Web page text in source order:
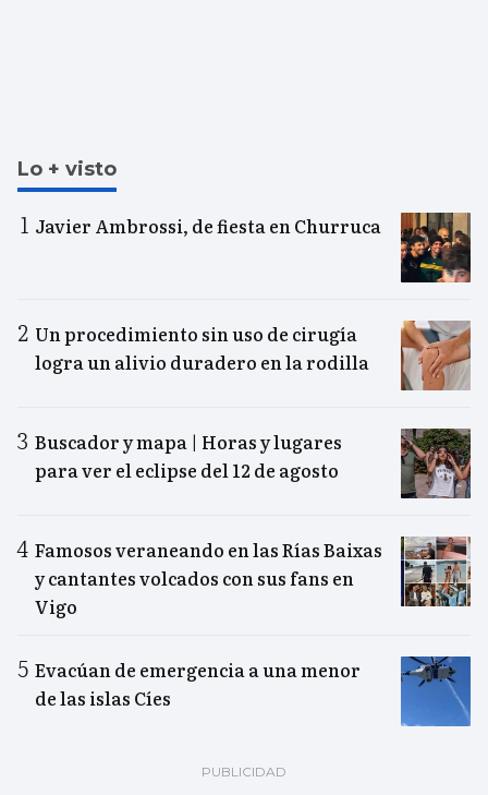
Lo + visto
Javier Ambrossi, de fiesta en Churruca
Un procedimiento sin uso de cirugía
logra un alivio duradero en la rodilla
Buscador y mapa | Horas y lugares
para ver el eclipse del 12 de agosto
Famosos veraneando en las Rías Baixas
y cantantes volcados con sus fans en
Vigo
Evacúan de emergencia a una menor
de las islas Cíes